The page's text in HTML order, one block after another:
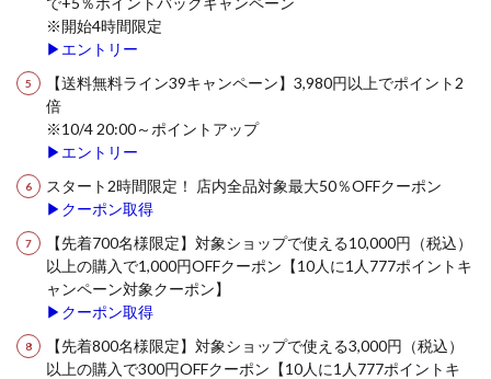
※開始4時間限定
▶エントリー
【送料無料ライン39キャンペーン】3,980円以上でポイント2
倍
※10/4 20:00～ポイントアップ
▶エントリー
スタート2時間限定！ 店内全品対象最大50％OFFクーポン
▶クーポン取得
【先着700名様限定】対象ショップで使える10,000円（税込）
以上の購入で1,000円OFFクーポン【10人に1人777ポイントキ
ャンペーン対象クーポン】
▶クーポン取得
【先着800名様限定】対象ショップで使える3,000円（税込）
以上の購入で300円OFFクーポン【10人に1人777ポイントキ